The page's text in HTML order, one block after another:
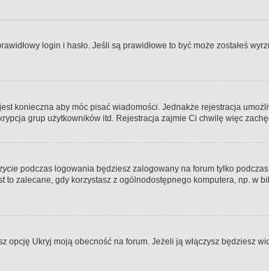
login i hasło. Jeśli są prawidłowe to być może zostałeś
konieczna aby móc pisać wiadomości. Jednakże rejestracja
grup użytkowników itd. Rejestracja zajmie Ci chwilę więc
podczas logowania będziesz zalogowany na forum tylko
zalecane, gdy korzystasz z ogólnodostępnego komputera, np.
opcję Ukryj moją obecność na forum. Jeżeli ją włączysz